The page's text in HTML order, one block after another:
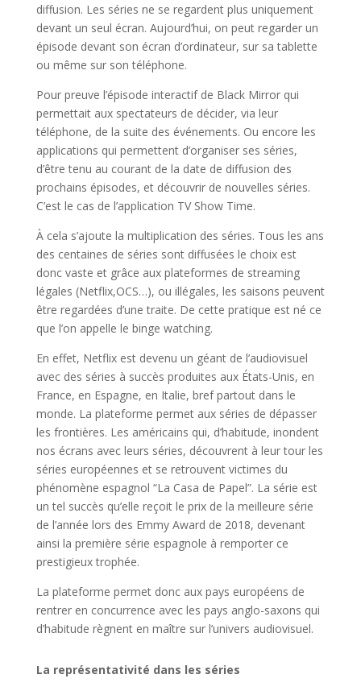
diffusion. Les séries ne se regardent plus uniquement
devant un seul écran. Aujourd’hui, on peut regarder un
épisode devant son écran d’ordinateur, sur sa tablette
ou même sur son téléphone.
Pour preuve l’épisode interactif de Black Mirror qui
permettait aux spectateurs de décider, via leur
téléphone, de la suite des événements. Ou encore les
applications qui permettent d’organiser ses séries,
d’être tenu au courant de la date de diffusion des
prochains épisodes, et découvrir de nouvelles séries.
C’est le cas de l’application TV Show Time.
À cela s’ajoute la multiplication des séries. Tous les ans
des centaines de séries sont diffusées le choix est
donc vaste et grâce aux plateformes de streaming
légales (Netflix,OCS…), ou illégales, les saisons peuvent
être regardées d’une traite. De cette pratique est né ce
que l’on appelle le binge watching.
En effet, Netflix est devenu un géant de l’audiovisuel
avec des séries à succès produites aux États-Unis, en
France, en Espagne, en Italie, bref partout dans le
monde. La plateforme permet aux séries de dépasser
les frontières. Les américains qui, d’habitude, inondent
nos écrans avec leurs séries, découvrent à leur tour les
séries européennes et se retrouvent victimes du
phénomène espagnol “La Casa de Papel”. La série est
un tel succès qu’elle reçoit le prix de la meilleure série
de l’année lors des Emmy Award de 2018, devenant
ainsi la première série espagnole à remporter ce
prestigieux trophée.
La plateforme permet donc aux pays européens de
rentrer en concurrence avec les pays anglo-saxons qui
d’habitude règnent en maître sur l’univers audiovisuel.
La représentativité dans les séries